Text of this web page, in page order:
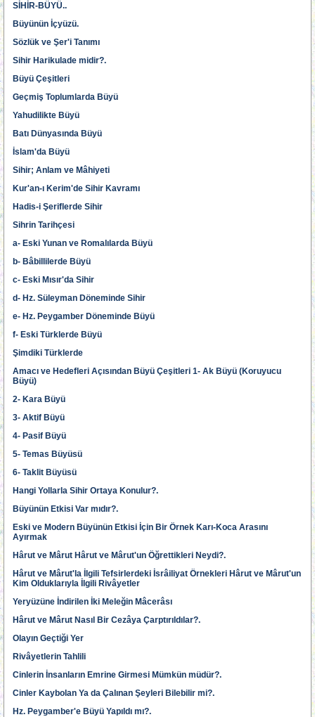
SİHİR-BÜYÜ..
Büyünün İçyüzü.
Sözlük ve Şer'i Tanımı
Sihir Harikulade midir?.
Büyü Çeşitleri
Geçmiş Toplumlarda Büyü
Yahudilikte Büyü
Batı Dünyasında Büyü
İslam'da Büyü
Sihir; Anlam ve Mâhiyeti
Kur'an-ı Kerim'de Sihir Kavramı
Hadis-i Şeriflerde Sihir
Sihrin Tarihçesi
a- Eski Yunan ve Romalılarda Büyü
b- Bâbillilerde Büyü
c- Eski Mısır'da Sihir
d- Hz. Süleyman Döneminde Sihir
e- Hz. Peygamber Döneminde Büyü
f- Eski Türklerde Büyü
Şimdiki Türklerde
Amacı ve Hedefleri Açısından Büyü Çeşitleri 1- Ak Büyü (Koruyucu
Büyü)
2- Kara Büyü
3- Aktif Büyü
4- Pasif Büyü
5- Temas Büyüsü
6- Taklit Büyüsü
Hangi Yollarla Sihir Ortaya Konulur?.
Büyünün Etkisi Var mıdır?.
Eski ve Modern Büyünün Etkisi İçin Bir Örnek Karı-Koca Arasını
Ayırmak
Hârut ve Mârut Hârut ve Mârut'un Öğrettikleri Neydi?.
Hârut ve Mârut'la İlgili Tefsirlerdeki İsrâiliyat Örnekleri Hârut ve Mârut'un
Kim Olduklarıyla İlgili Rivâyetler
Yeryüzüne İndirilen İki Meleğin Mâcerâsı
Hârut ve Mârut Nasıl Bir Cezâya Çarptırıldılar?.
Olayın Geçtiği Yer
Rivâyetlerin Tahlili
Cinlerin İnsanların Emrine Girmesi Mümkün müdür?.
Cinler Kaybolan Ya da Çalınan Şeyleri Bilebilir mi?.
Hz. Peygamber'e Büyü Yapıldı mı?.